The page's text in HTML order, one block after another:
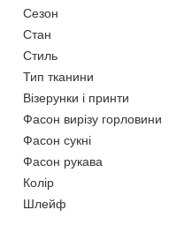
Сезон
Стан
Стиль
Тип тканини
Візерунки і принти
Фасон вирізу горловини
Фасон сукні
Фасон рукава
Колір
Шлейф